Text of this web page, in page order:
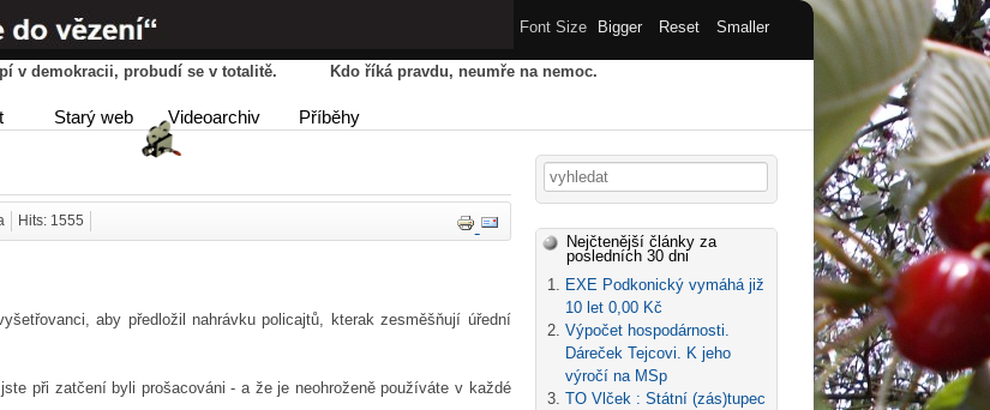
Font Size Bigger Reset Smaller
HOME AGENDA
v demokracii, probudí se v totalitě. Kdo říká pravdu, neumře na nemoc.
Starý web Videoarchiv Příběhy
Hits: 1555
aby předložil nahrávku policajtů, kterak zesměšňují úřední
při zatčení byli prošacováni - a že je neohroženě používáte v každé
Vyhledávání
Nejčtenější články za
posledních 30 dni
EXE Podkonický vymáhá již
10 let 0,00 Kč
Výpočet hospodárnosti.
Dáreček Tejcovi. K jeho
výročí na MSp
TO Vlček : Státní (zás)tupec